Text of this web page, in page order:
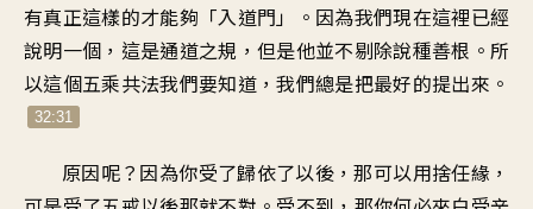
有真正這樣的才能夠「入道門」。因為我們現在這裡已經
說明一個，這是通道之規，但是他並不剔除說種善根。所
以這個五乘共法我們要知道，我們總是把最好的提出來。
32:31
原因呢？因為你受了歸依了以後，那可以用捨任緣，